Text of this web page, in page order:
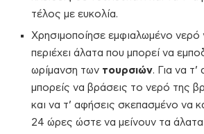
τέλος με ευκολία.
Χρησιμοποίησε εμφιαλωμένο νερό
περιέχει άλατα που μπορεί να
ωρίμανση των τουρσιών. Για να
μπορείς να βράσεις το νερό της
και να τ’ αφήσεις σκεπασμένο να
24 ώρες ώστε να μείνουν τα